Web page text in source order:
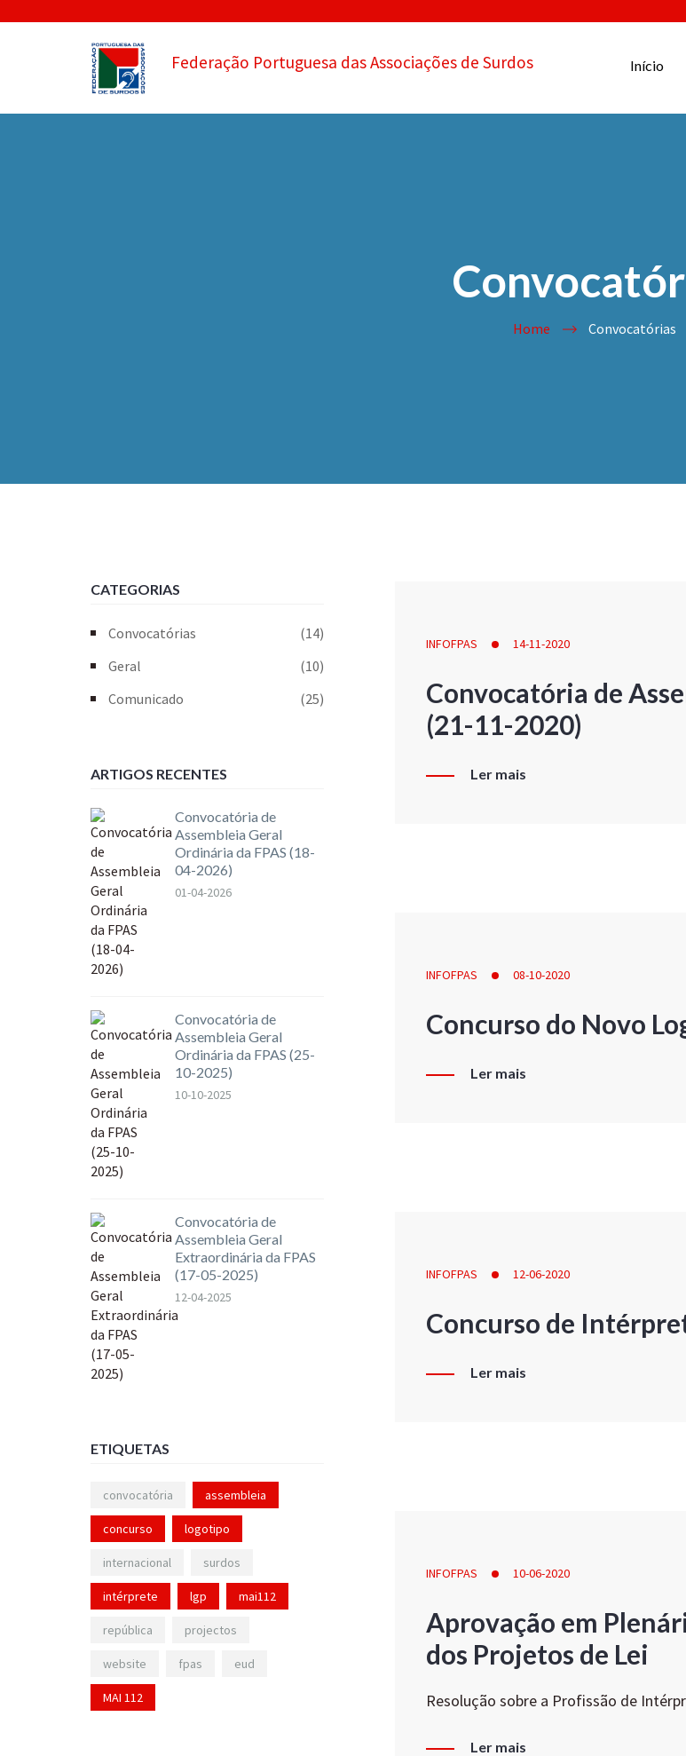
Federação Portuguesa das Associações de Surdos Início
Home Convocatórias
INFOFPAS 14-11-2020
Convocatória de
(21-11-2020)
Ler mais
INFOFPAS 08-10-2020
Concurso do Novo
Ler mais
INFOFPAS 12-06-2020
Concurso de
Ler mais
INFOFPAS 10-06-2020
Aprovação em
dos Projetos de Lei
Resolução sobre a Profissão de
Ler mais
CATEGORIAS
Convocatórias
(14)
Geral
(10)
Comunicado
(25)
ARTIGOS RECENTES
Convocatória de
Assembleia Geral
Ordinária da FPAS (18-
04-2026)
01-04-2026
Convocatória de
Assembleia Geral
Ordinária da FPAS (25-
10-2025)
10-10-2025
Convocatória de
Assembleia Geral
Extraordinária da FPAS
(17-05-2025)
12-04-2025
ETIQUETAS
convocatória assembleia
concurso logotipo
internacional surdos
intérprete lgp mai112
república projectos
website fpas eud
MAI 112